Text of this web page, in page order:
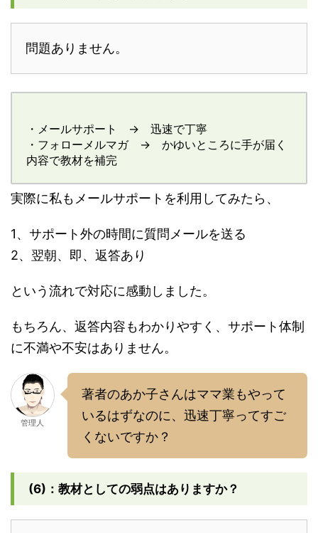
問題ありません。
・メールサポート → 迅速で丁寧
・フォローメルマガ → かゆいところに手が届く
内容で教材を補完
実際に私もメールサポートを利用してみたら、
1、サポート外の時間に質問メールを送る
2、翌朝、即、返答あり
という流れで対応に感動しました。
もちろん、返答内容もわかりやすく、サポート体制
に不満や不安はありません。
管理人
著者のあか子さんはママ業もやって
いるはずなのに、迅速丁寧ってすご
くないですか？
(6)：教材としての弱点はありますか？